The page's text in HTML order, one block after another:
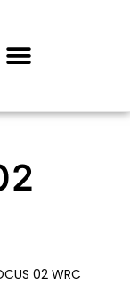
02 WRC